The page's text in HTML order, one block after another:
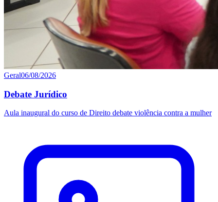
Geral06/08/2026
Debate Jurídico
Aula inaugural do curso de Direito debate violência contra a mulher